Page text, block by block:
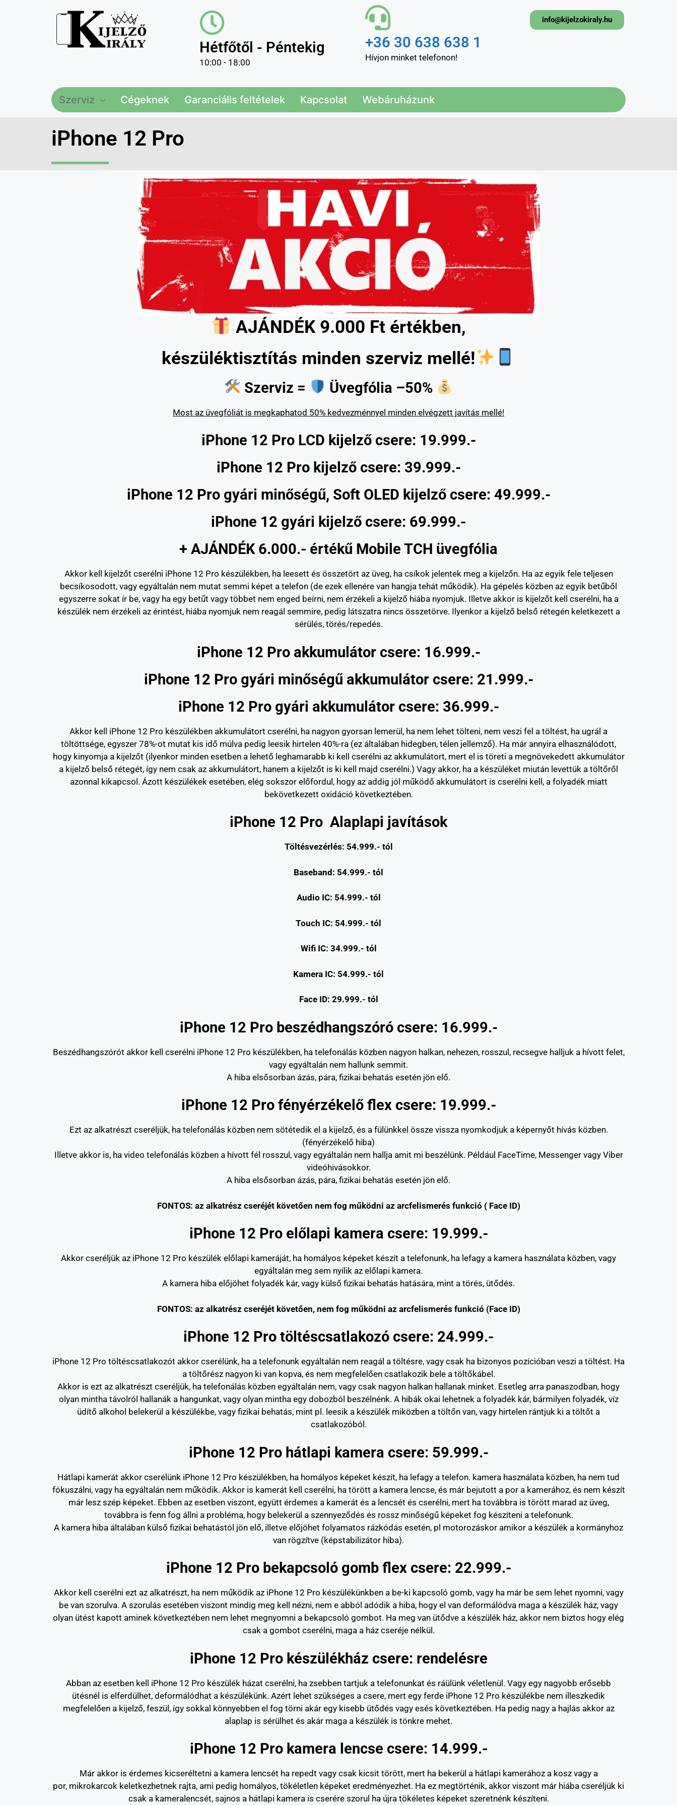
Hétfőtől - Péntekig
10:00 - 18:00
+36 30 638 638 1
Hívjon minket telefonon!
info@kijelzokiraly.hu
Szerviz Cégeknek Garanciális feltételek Kapcsolat Webáruházunk
iPhone 12 Pro
AJÁNDÉK 9.000 Ft értékben,
készüléktisztítás minden szerviz mellé!
Szerviz = Üvegfólia –50%
Most az üvegfóliát is megkaphatod 50% kedvezménnyel minden elvégzett javítás mellé!
iPhone 12 Pro LCD kijelző csere: 19.999.-
iPhone 12 Pro kijelző csere: 39.999.-
iPhone 12 Pro gyári minőségű, Soft OLED kijelző csere: 49.999.-
iPhone 12 gyári kijelző csere: 69.999.-
+ AJÁNDÉK 6.000.- értékű Mobile TCH üvegfólia
Akkor kell kijelzőt cserélni iPhone 12 Pro készülékben, ha leesett és összetört az üveg, ha csíkok jelentek meg a kijelzőn. Ha az egyik fele teljesen
becsíkosodott, vagy egyáltalán nem mutat semmi képet a telefon (de ezek ellenére van hangja tehát működik). Ha gépelés közben az egyik betűből
egyszerre sokat ír be, vagy ha egy betűt vagy többet nem enged beírni, nem érzékeli a kijelző hiába nyomjuk. Illetve akkor is kijelzőt kell cserélni, ha a
készülék nem érzékeli az érintést, hiába nyomjuk nem reagál semmire, pedig látszatra nincs összetörve. Ilyenkor a kijelző belső rétegén keletkezett a
sérülés, törés/repedés.
iPhone 12 Pro akkumulátor csere: 16.999.-
iPhone 12 Pro gyári minőségű akkumulátor csere: 21.999.-
iPhone 12 Pro gyári akkumulátor csere: 36.999.-
Akkor kell iPhone 12 Pro készülékben akkumulátort cserélni, ha nagyon gyorsan lemerül, ha nem lehet tölteni, nem veszi fel a töltést, ha ugrál a
töltöttsége, egyszer 78%-ot mutat kis idő múlva pedig leesik hirtelen 40%-ra (ez általában hidegben, télen jellemző). Ha már annyira elhasználódott,
hogy kinyomja a kijelzőt (ilyenkor minden esetben a lehető leghamarabb ki kell cserélni az akkumulátort, mert el is töreti a megnövekedett akkumulátor
a kijelző belső rétegét, így nem csak az akkumulátort, hanem a kijelzőt is ki kell majd cserélni.) Vagy akkor, ha a készüléket miután levettük a töltőről
azonnal kikapcsol. Ázott készülékek esetében, elég sokszor előfordul, hogy az addig jól működő akkumulátort is cserélni kell, a folyadék miatt
bekövetkezett oxidáció következtében.
iPhone 12 Pro Alaplapi javítások
Töltésvezérlés: 54.999.- tól
Baseband: 54.999.- tól
Audio IC: 54.999.- tól
Touch IC: 54.999.- tól
Wifi IC: 34.999.- tól
Kamera IC: 54.999.- tól
Face ID: 29.999.- tól
iPhone 12 Pro beszédhangszóró csere: 16.999.-
Beszédhangszórót akkor kell cserélni iPhone 12 Pro készülékben, ha telefonálás közben nagyon halkan, nehezen, rosszul, recsegve halljuk a hívott felet,
vagy egyáltalán nem hallunk semmit.
A hiba elsősorban ázás, pára, fizikai behatás esetén jön elő.
iPhone 12 Pro fényérzékelő flex csere: 19.999.-
Ezt az alkatrészt cseréljük, ha telefonálás közben nem sötétedik el a kijelző, és a fülünkkel össze vissza nyomkodjuk a képernyőt hívás közben.
(fényérzékelő hiba)
Illetve akkor is, ha video telefonálás közben a hívott fél rosszul, vagy egyáltalán nem hallja amit mi beszélünk. Például FaceTime, Messenger vagy Viber
videóhivásokkor.
A hiba elsősorban ázás, pára, fizikai behatás esetén jön elő.
FONTOS: az alkatrész cseréjét követően nem fog működni az arcfelismerés funkció ( Face ID)
iPhone 12 Pro előlapi kamera csere: 19.999.-
Akkor cseréljük az iPhone 12 Pro készülék előlapi kameráját, ha homályos képeket készít a telefonunk, ha lefagy a kamera használata közben, vagy
egyáltalán meg sem nyílik az előlapi kamera.
A kamera hiba előjöhet folyadék kár, vagy külső fizikai behatás hatására, mint a törés, ütődés.
FONTOS: az alkatrész cseréjét követően, nem fog működni az arcfelismerés funkció (Face ID)
iPhone 12 Pro töltéscsatlakozó csere: 24.999.-
iPhone 12 Pro töltéscsatlakozót akkor cserélünk, ha a telefonunk egyáltalán nem reagál a töltésre, vagy csak ha bizonyos pozícióban veszi a töltést. Ha
a töltőrész nagyon ki van kopva, és nem megfelelően csatlakozik bele a töltőkábel.
Akkor is ezt az alkatrészt cseréljük, ha telefonálás közben egyáltalán nem, vagy csak nagyon halkan hallanak minket. Esetleg arra panaszodban, hogy
olyan mintha távolról hallanák a hangunkat, vagy olyan mintha egy dobozból beszélnénk. A hibák okai lehetnek a folyadék kár, bármilyen folyadék, víz
üdítő alkohol belekerül a készülékbe, vagy fizikai behatás, mint pl. leesik a készülék miközben a töltőn van, vagy hirtelen rántjuk ki a töltőt a
csatlakozóból.
iPhone 12 Pro hátlapi kamera csere: 59.999.-
Hátlapi kamerát akkor cserélünk iPhone 12 Pro készülékben, ha homályos képeket készít, ha lefagy a telefon. kamera használata közben, ha nem tud
fókuszálni, vagy ha egyáltalán nem működik. Akkor is kamerát kell cserélni, ha törött a kamera lencse, és már bejutott a por a kamerához, és nem készít
már lesz szép képeket. Ebben az esetben viszont, együtt érdemes a kamerát és a lencsét és cserélni, mert ha továbbra is törött marad az üveg,
továbbra is fenn fog állni a probléma, hogy belekerül a szennyeződés és rossz minőségű képeket fog készíteni a telefonunk.
A kamera hiba általában külső fizikai behatástól jön elő, illetve előjöhet folyamatos rázkódás esetén, pl motorozáskor amikor a készülék a kormányhoz
van rögzítve (képstabilizátor hiba).
iPhone 12 Pro bekapcsoló gomb flex csere: 22.999.-
Akkor kell cserélni ezt az alkatrészt, ha nem működik az iPhone 12 Pro készülékünkben a be-ki kapcsoló gomb, vagy ha már be sem lehet nyomni, vagy
be van szorulva. A szorulás esetében viszont mindig meg kell nézni, nem e abból adódik a hiba, hogy el van deformálódva maga a készülék ház, vagy
olyan ütést kapott aminek következtében nem lehet megnyomni a bekapcsoló gombot. Ha meg van ütődve a készülék ház, akkor nem biztos hogy elég
csak a gombot cserélni, maga a ház cseréje nélkül.
iPhone 12 Pro készülékház csere: rendelésre
Abban az esetben kell iPhone 12 Pro készülék házat cserélni, ha zsebben tartjuk a telefonunkat és ráülünk véletlenül. Vagy egy nagyobb erősebb
ütésnél is elferdülhet, deformálódhat a készülékünk. Azért lehet szükséges a csere, mert egy ferde iPhone 12 Pro készülékbe nem illeszkedik
megfelelően a kijelző, feszül, így sokkal könnyebben el fog törni akár egy kisebb ütődés vagy esés következtében. Ha pedig nagy a hajlás akkor az
alaplap is sérülhet és akár maga a készülék is tönkre mehet.
iPhone 12 Pro kamera lencse csere: 14.999.-
Már akkor is érdemes kicseréltetni a kamera lencsét ha repedt vagy csak kicsit törött, mert ha bekerül a hátlapi kamerához a kosz vagy a
por, mikrokarcok keletkezhetnek rajta, ami pedig homályos, tökéletlen képeket eredményezhet. Ha ez megtörténik, akkor viszont már hiába cseréljük ki
csak a kameralencsét, sajnos a hátlapi kamera is cserére szorul ha újra tökéletes képeket szeretnénk készíteni.